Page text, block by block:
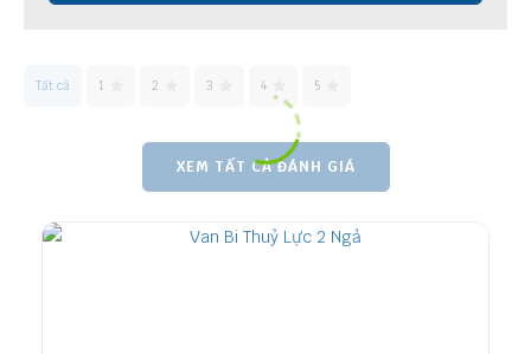
Tất cả 1 2 3 4 5
XEM TẤT CẢ ĐÁNH GIÁ